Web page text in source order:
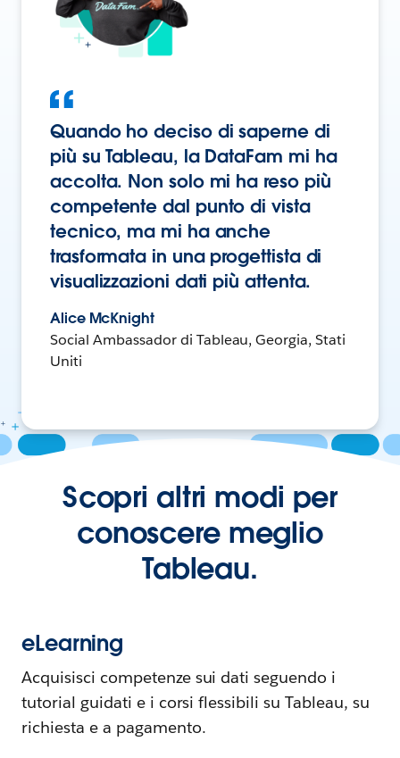
Quando ho deciso di saperne di
più su Tableau, la DataFam mi ha
accolta. Non solo mi ha reso più
competente dal punto di vista
tecnico, ma mi ha anche
trasformata in una progettista di
visualizzazioni dati più attenta.
Alice McKnight
Social Ambassador di Tableau, Georgia, Stati
Uniti
Scopri altri modi per
conoscere meglio
Tableau.
eLearning
Acquisisci competenze sui dati seguendo i
tutorial guidati e i corsi flessibili su Tableau, su
richiesta e a pagamento.